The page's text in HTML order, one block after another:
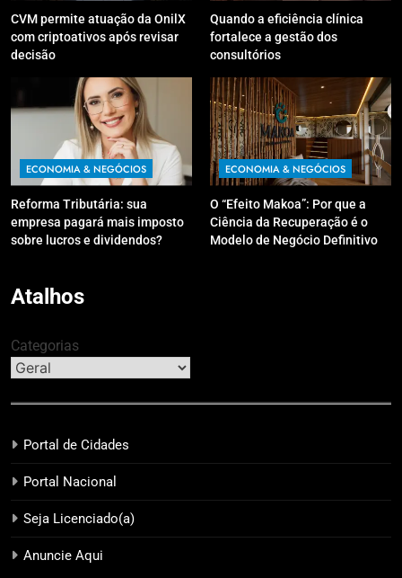
CVM permite atuação da OnilX
com criptoativos após revisar
decisão
Quando a eficiência clínica
fortalece a gestão dos
consultórios
ECONOMIA & NEGÓCIOS
Reforma Tributária: sua
empresa pagará mais imposto
sobre lucros e dividendos?
ECONOMIA & NEGÓCIOS
O “Efeito Makoa”: Por que a
Ciência da Recuperação é o
Modelo de Negócio Definitivo
Atalhos
Categorias
Portal de Cidades
Portal Nacional
Seja Licenciado(a)
Anuncie Aqui